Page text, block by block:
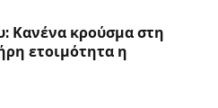
Κανένα κρούσμα στη
ετοιμότητα η